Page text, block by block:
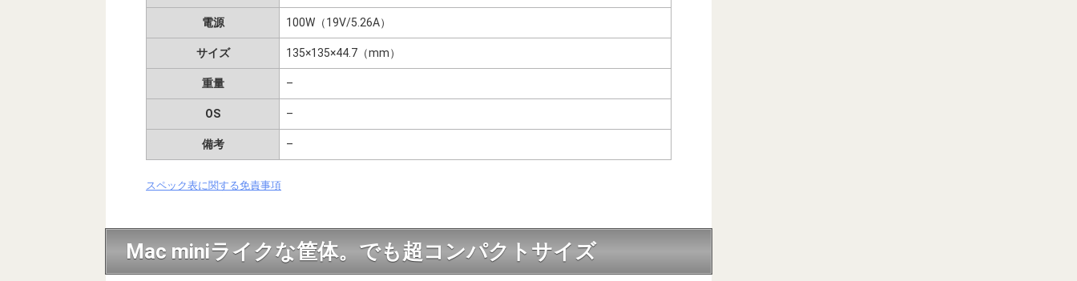
電源 100W（19V/5.26A）
サイズ 135×135×44.7（mm）
重量 –
OS –
備考 –
スペック表に関する免責事項
Mac miniライクな筐体。でも超コンパクトサイズ